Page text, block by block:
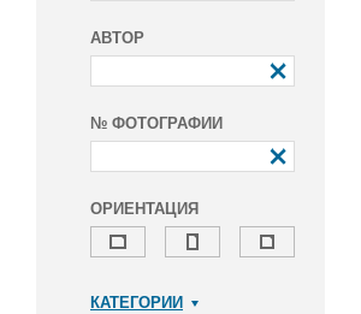
АВТОР
№ ФОТОГРАФИИ
ОРИЕНТАЦИЯ
КАТЕГОРИИ